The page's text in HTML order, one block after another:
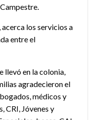
los servicios a
entre el
llevó en la colonia,
agradecieron el
médicos y
CRI, Jóvenes y